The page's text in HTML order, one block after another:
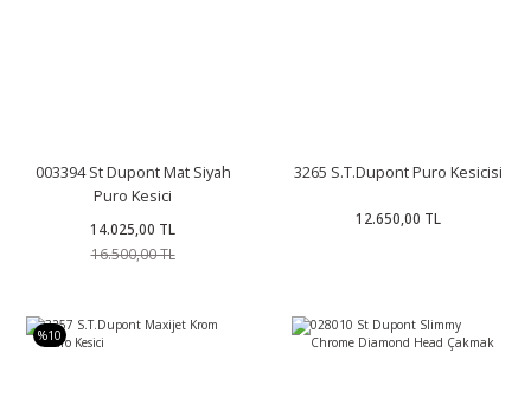
003394 St Dupont Mat Siyah
Puro Kesici
14.025,00 TL
16.500,00 TL
3265 S.T.Dupont Puro Kesicisi
12.650,00 TL
%10